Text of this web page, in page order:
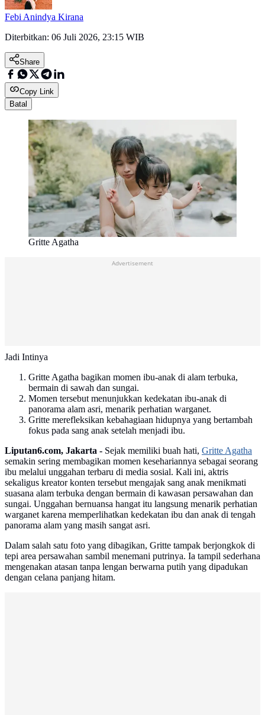
Febi Anindya Kirana
Diterbitkan: 06 Juli 2026, 23:15 WIB
Share
Copy Link
Batal
Gritte Agatha
Advertisement
Jadi Intinya
Gritte Agatha bagikan momen ibu-anak di alam terbuka,
bermain di sawah dan sungai.
Momen tersebut menunjukkan kedekatan ibu-anak di
panorama alam asri, menarik perhatian warganet.
Gritte merefleksikan kebahagiaan hidupnya yang bertambah
fokus pada sang anak setelah menjadi ibu.
Liputan6.com, Jakarta - Sejak memiliki buah hati, Gritte Agatha
semakin sering membagikan momen kesehariannya sebagai seorang
ibu melalui unggahan terbaru di media sosial. Kali ini, aktris
sekaligus kreator konten tersebut mengajak sang anak menikmati
suasana alam terbuka dengan bermain di kawasan persawahan dan
sungai. Unggahan bernuansa hangat itu langsung menarik perhatian
warganet karena memperlihatkan kedekatan ibu dan anak di tengah
panorama alam yang masih sangat asri.
Dalam salah satu foto yang dibagikan, Gritte tampak berjongkok di
tepi area persawahan sambil menemani putrinya. Ia tampil sederhana
mengenakan atasan tanpa lengan berwarna putih yang dipadukan
dengan celana panjang hitam.